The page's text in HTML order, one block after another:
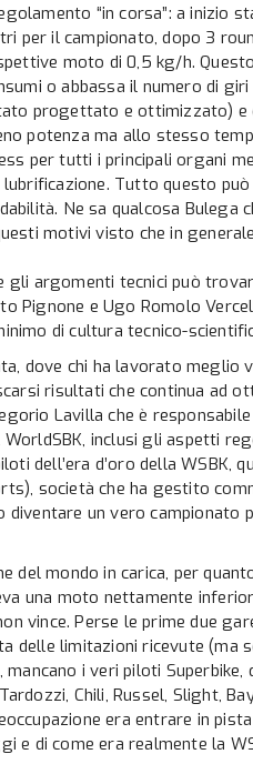
“in corsa”: a inizio
per il campionato, dopo 3
moto di 0,5 kg/h.
o abbassa il numero di
progettato e ottimizzato) e
potenza ma allo stesso
per tutti i principali organi
lubrificazione. Tutto questo
Ne sa qualcosa Bulega
motivi visto che in
gli argomenti tecnici può
Pignone e Ugo Romolo
di cultura tecnico-
dove chi ha lavorato meglio
risultati che continua ad
Lavilla che è
inclusi gli aspetti
dell’era d’oro della WSBK,
società che ha gestito
diventare un vero campionato
del mondo in carica, per
una moto nettamente
vince. Perse le prime due
delle limitazioni ricevute (ma
i veri piloti Superbike,
Chili, Russel, Slight,
era entrare in
e di come era realmente la